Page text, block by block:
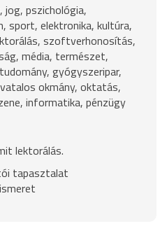
jog, pszichológia,
sport, elektronika, kultúra,
szoftverhonosítás,
média, természet,
gyógyszeripar,
okmány, oktatás,
informatika, pénzügy
lektorálás.
tapasztalat